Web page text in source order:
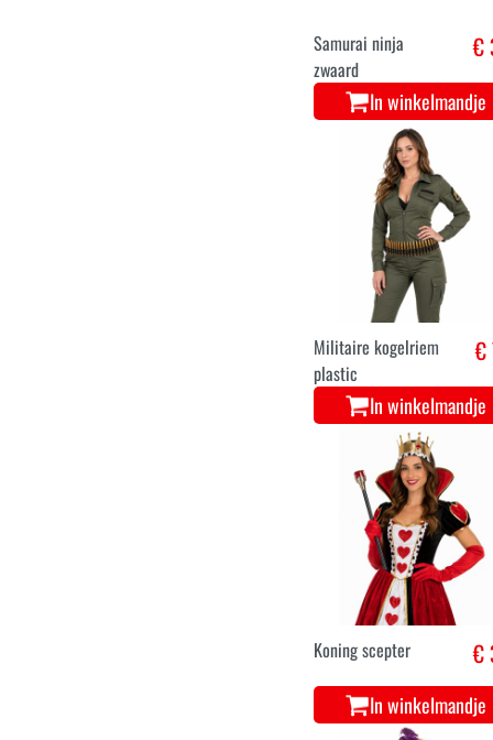
Samurai ninja
zwaard
€
In winkelmandje
Militaire kogelriem
plastic
€
In winkelmandje
Koning scepter €
In winkelmandje